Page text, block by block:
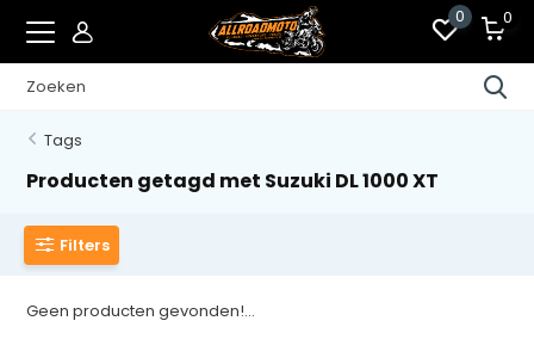
0 0
Tags
Producten getagd met Suzuki DL 1000 XT
Filters
Geen producten gevonden!...